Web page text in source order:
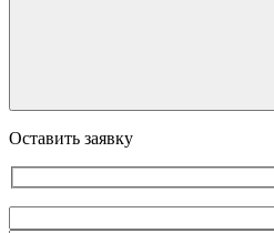
Оставить заявку